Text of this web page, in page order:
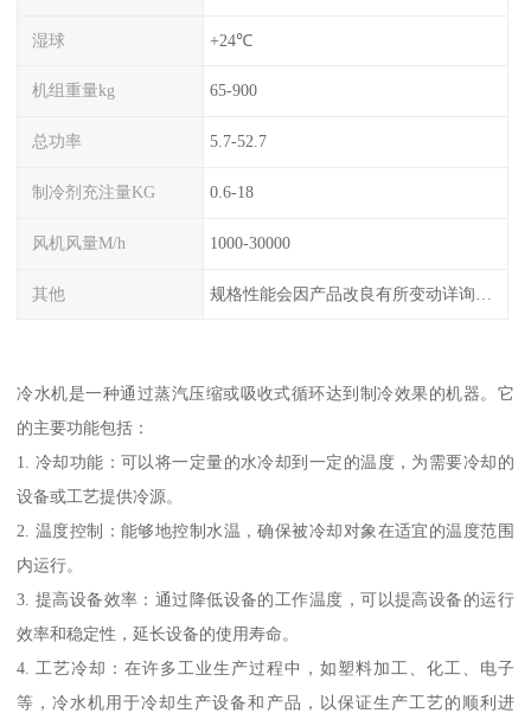
湿球 +24℃
机组重量kg 65-900
总功率 5.7-52.7
制冷剂充注量KG 0.6-18
风机风量M/h 1000-30000
其他
冷水机是一种通过蒸汽压缩或吸收式循环达到制冷效果的机器。它
的主要功能包括：
1. 冷却功能：可以将一定量的水冷却到一定的温度，为需要冷却的
设备或工艺提供冷源。
2. 温度控制：能够地控制水温，确保被冷却对象在适宜的温度范围
内运行。
3. 提高设备效率：通过降低设备的工作温度，可以提高设备的运行
效率和稳定性，延长设备的使用寿命。
4. 工艺冷却：在许多工业生产过程中，如塑料加工、化工、电子
等，冷水机用于冷却生产设备和产品，以保证生产工艺的顺利进